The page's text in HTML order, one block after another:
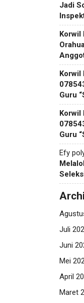
Jadi
Korwil
Korwil
Guru
Korwil
Guru
Efy
Juli
Juni
Mei
April
Maret